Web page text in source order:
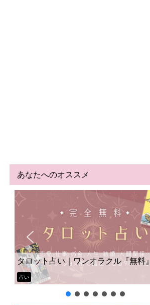
あなたへのオススメ
タロット占い｜ワンオラクル『無料』
占い